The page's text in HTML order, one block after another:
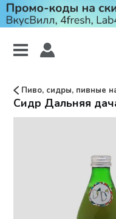
Пиво, сидры, пивные
Сидр Дальняя